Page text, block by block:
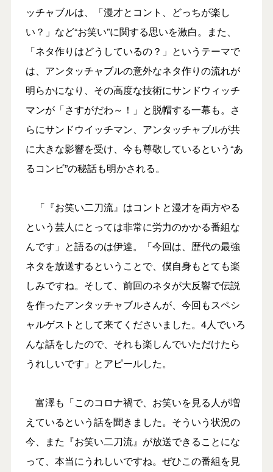
ッチャブルは、「漫才とコント、どっちが楽し
い？」など“お笑い”に関する思いを激白。また、
「ネタ作りはどうしているの？」というテーマで
は、アンタッチャブルの意外なネタ作りの流れが
明らかになり、その高度な技術にサンドウィッチ
マンが「さすがだわ～！」と脱帽する一幕も。さ
らにサンドウイッチマン、アンタッチャブルが共
に大きな影響を受け、今も尊敬しているという“あ
るコンビ”の秘話も明かされる。
「『お笑い二刀流』はコントと漫才を両方やる
という芸人にとっては非常に労力のかかる番組な
んです」と語るのは伊達。「今回は、歴代の最強
ネタを放送するということで、僕自身もとても楽
しみですね。そして、前回のネタが大反響で伝説
を作ったアンタッチャブルさんが、今回もスペシ
ャルゲストとして来てくださいました。4人でいろ
んな話をしたので、それも楽しんでいただけたら
うれしいです」とアピールした。
富澤も「このコロナ禍で、お笑いを見る人が増
えているという話を聞きました。そういう状況の
今、また『お笑い二刀流』が放送できることにな
って、本当にうれしいですね。ぜひこの番組を見